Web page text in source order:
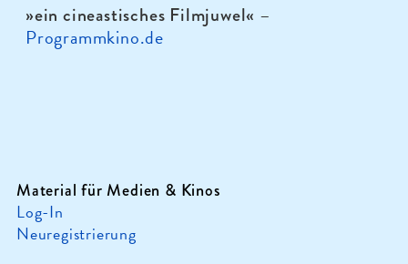
»ein cineastisches Filmjuwel« –
Programmkino.de
Material für Medien & Kinos
Log-In
Neuregistrierung